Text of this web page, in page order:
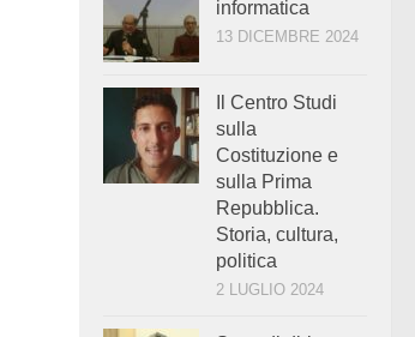
informatica
13 DICEMBRE 2024
Il Centro Studi
sulla
Costituzione e
sulla Prima
Repubblica.
Storia, cultura,
politica
2 LUGLIO 2024